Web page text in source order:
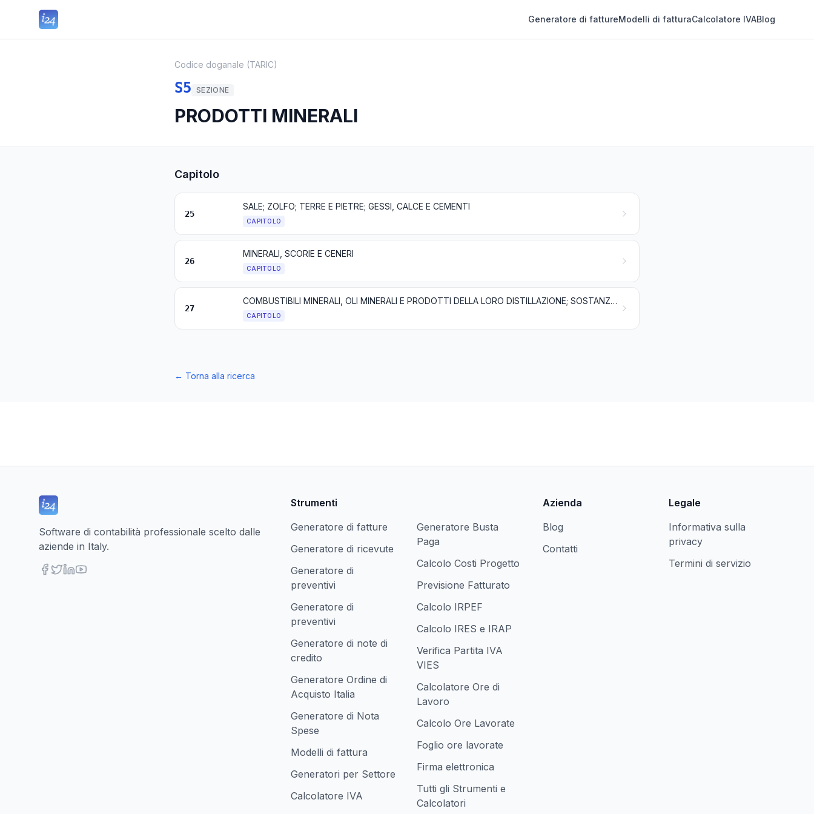
Generatore di fattureModelli di fatturaCalcolatore IVABlog
Codice doganale (TARIC)
S5 SEZIONE
PRODOTTI MINERALI
Capitolo
25
SALE; ZOLFO; TERRE E PIETRE; GESSI, CALCE E CEMENTI
CAPITOLO
26
MINERALI, SCORIE E CENERI
CAPITOLO
27
COMBUSTIBILI MINERALI, OLI MINERALI E PRODOTTI DELLA LORO DISTILLAZIONE; SOSTANZE BITUMINOSE; CERE MINERALI
CAPITOLO
← Torna alla ricerca
Software di contabilità professionale scelto dalle
aziende in Italy.
Strumenti
Generatore di fatture
Generatore di ricevute
Generatore di
preventivi
Generatore di
preventivi
Generatore di note di
credito
Generatore Ordine di
Acquisto Italia
Generatore di Nota
Spese
Modelli di fattura
Generatori per Settore
Calcolatore IVA
Generatore Busta
Paga
Calcolo Costi Progetto
Previsione Fatturato
Calcolo IRPEF
Calcolo IRES e IRAP
Verifica Partita IVA
VIES
Calcolatore Ore di
Lavoro
Calcolo Ore Lavorate
Foglio ore lavorate
Firma elettronica
Tutti gli Strumenti e
Calcolatori
Azienda
Blog
Contatti
Legale
Informativa sulla
privacy
Termini di servizio